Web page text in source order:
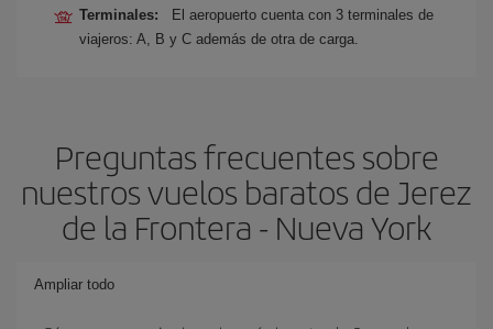
Terminales:
El aeropuerto cuenta con 3 terminales de
viajeros: A, B y C además de otra de carga.
Preguntas frecuentes sobre
nuestros vuelos baratos de Jerez
de la Frontera - Nueva York
Ampliar todo